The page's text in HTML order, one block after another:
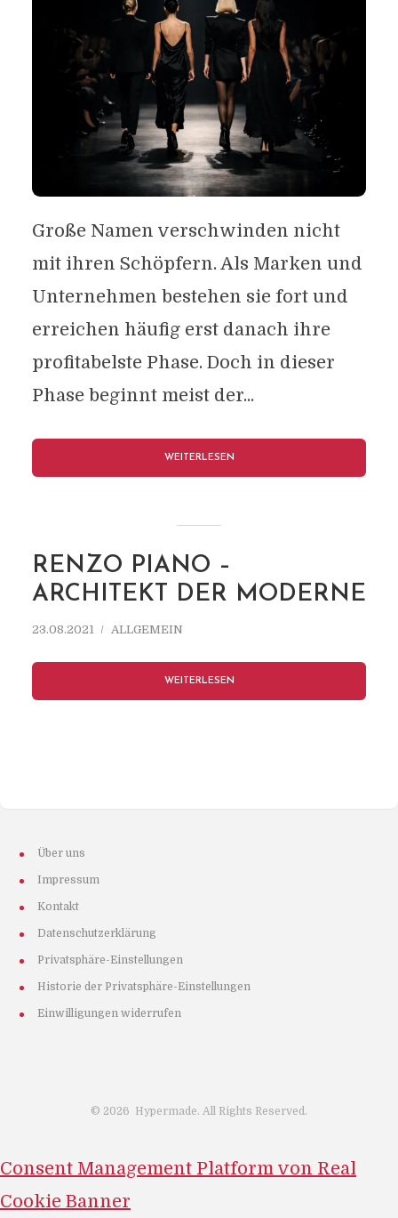
Große Namen verschwinden nicht
mit ihren Schöpfern. Als Marken und
Unternehmen bestehen sie fort und
erreichen häufig erst danach ihre
profitabelste Phase. Doch in dieser
Phase beginnt meist der...
WEITERLESEN
RENZO PIANO –
ARCHITEKT DER MODERNE
23.08.2021 ALLGEMEIN
WEITERLESEN
Über uns
Impressum
Kontakt
Datenschutzerklärung
Privatsphäre-Einstellungen
Historie der Privatsphäre-Einstellungen
Einwilligungen widerrufen
© 2026 Hypermade. All Rights Reserved.
Consent Management Platform von Real
Cookie Banner